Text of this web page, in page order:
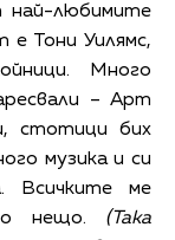
най-любимите
е Тони Уилямс,
Много
– Арт
стотици бих
музика и си
Всичките ме
нещо. (Така